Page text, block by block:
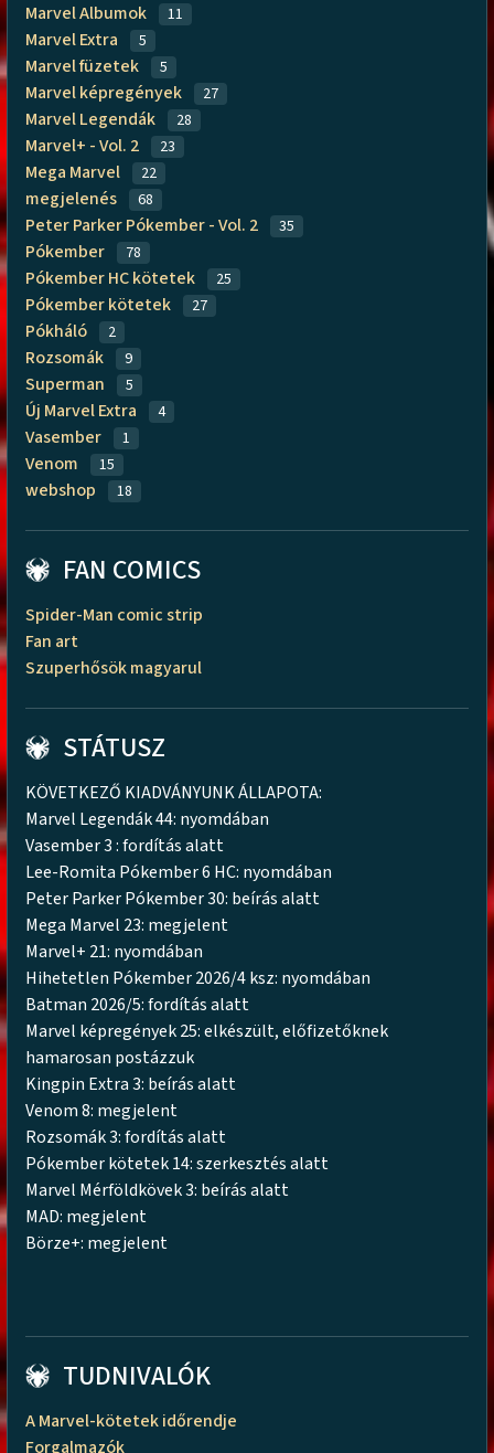
Marvel Albumok 11
Marvel Extra 5
Marvel füzetek 5
Marvel képregények 27
Marvel Legendák 28
Marvel+ - Vol. 2 23
Mega Marvel 22
megjelenés 68
Peter Parker Pókember - Vol. 2 35
Pókember 78
Pókember HC kötetek 25
Pókember kötetek 27
Pókháló 2
Rozsomák 9
Superman 5
Új Marvel Extra 4
Vasember 1
Venom 15
webshop 18
FAN COMICS
Spider-Man comic strip
Fan art
Szuperhősök magyarul
STÁTUSZ
KÖVETKEZŐ KIADVÁNYUNK ÁLLAPOTA:
Marvel Legendák 44: nyomdában
Vasember 3 : fordítás alatt
Lee-Romita Pókember 6 HC: nyomdában
Peter Parker Pókember 30: beírás alatt
Mega Marvel 23: megjelent
Marvel+ 21: nyomdában
Hihetetlen Pókember 2026/4 ksz: nyomdában
Batman 2026/5: fordítás alatt
Marvel képregények 25: elkészült, előfizetőknek
hamarosan postázzuk
Kingpin Extra 3: beírás alatt
Venom 8: megjelent
Rozsomák 3: fordítás alatt
Pókember kötetek 14: szerkesztés alatt
Marvel Mérföldkövek 3: beírás alatt
MAD: megjelent
Börze+: megjelent
TUDNIVALÓK
A Marvel-kötetek időrendje
Forgalmazók